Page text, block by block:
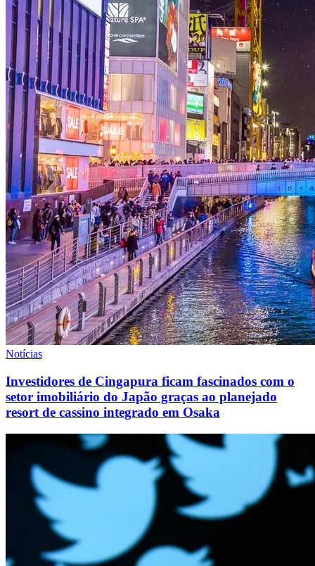
Notícias
Investidores de Cingapura ficam fascinados com o
setor imobiliário do Japão graças ao planejado
resort de cassino integrado em Osaka